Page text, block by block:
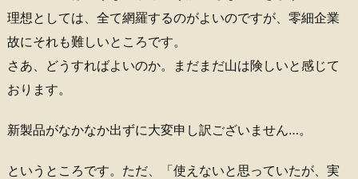
理想としては、全て網羅するのがよいのですが、零細企業
故にそれも難しいところです。
さあ、どうすればよいのか。まだまだ山は険しいと感じて
おります。
新製品がなかなか出ずに大変申し訳ございません…。
というところです。ただ、「使えないと思っていたが、実